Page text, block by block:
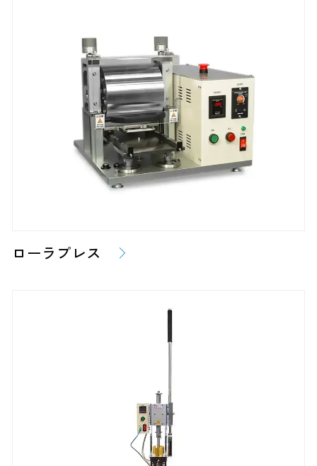
ローラプレス